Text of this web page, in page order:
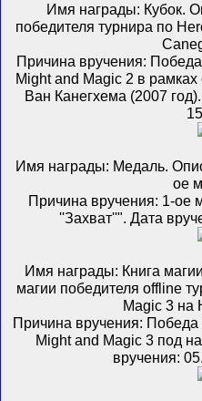
Имя награды: Кубок.
победителя турнира по
Причина вручения:
Might and Magic 2 в
Ван Канегхема (2007
Имя награды: Медаль.
ое
Причина вручения: 1-ое
''Захват''". Дата
Имя награды: Книга
магии победителя offline
Magic 3 на
Причина вручения: Победа
Might and Magic 3 под
вручения: